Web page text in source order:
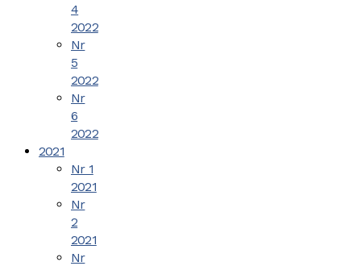
4
2022
Nr
5
2022
Nr
6
2022
2021
Nr 1
2021
Nr
2
2021
Nr